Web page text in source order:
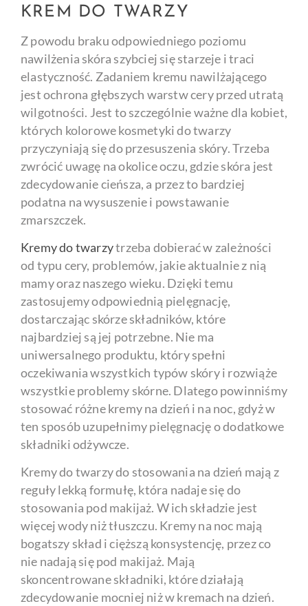
KREM DO TWARZY
Z powodu braku odpowiedniego poziomu
nawilżenia skóra szybciej się starzeje i traci
elastyczność. Zadaniem kremu nawilżającego
jest ochrona głębszych warstw cery przed utratą
wilgotności. Jest to szczególnie ważne dla kobiet,
których kolorowe kosmetyki do twarzy
przyczyniają się do przesuszenia skóry. Trzeba
zwrócić uwagę na okolice oczu, gdzie skóra jest
zdecydowanie cieńsza, a przez to bardziej
podatna na wysuszenie i powstawanie
zmarszczek.
Kremy do twarzytrzeba dobierać w zależności
od typu cery, problemów, jakie aktualnie z nią
mamy oraz naszego wieku. Dzięki temu
zastosujemy odpowiednią pielęgnację,
dostarczając skórze składników, które
najbardziej są jej potrzebne. Nie ma
uniwersalnego produktu, który spełni
oczekiwania wszystkich typów skóry i rozwiąże
wszystkie problemy skórne. Dlatego powinniśmy
stosować różne kremy na dzień i na noc, gdyż w
ten sposób uzupełnimy pielęgnację o dodatkowe
składniki odżywcze.
Kremy do twarzy do stosowania na dzień mają z
reguły lekką formułę, która nadaje się do
stosowania pod makijaż. W ich składzie jest
więcej wody niż tłuszczu. Kremy na noc mają
bogatszy skład i cięższą konsystencję, przez co
nie nadają się pod makijaż. Mają
skoncentrowane składniki, które działają
zdecydowanie mocniej niż w kremach na dzień.